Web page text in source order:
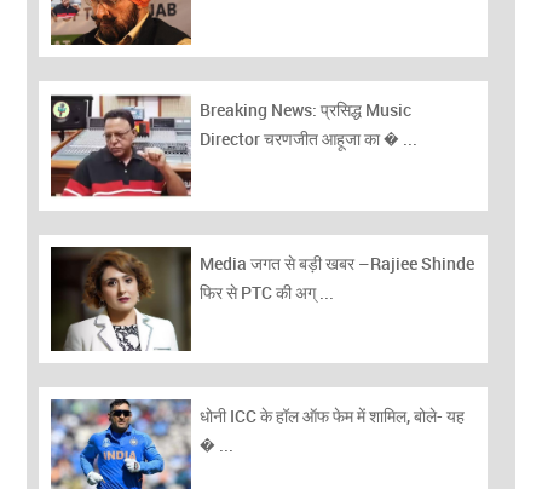
Breaking News: प्रसिद्ध Music
Director चरणजीत आहूजा का � ...
Media जगत से बड़ी खबर –Rajiee Shinde
फिर से PTC की अग् ...
धोनी ICC के हॉल ऑफ फेम में शामिल, बोले- यह
� ...